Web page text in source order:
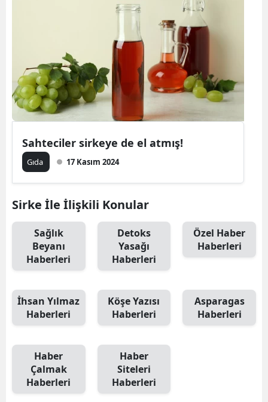
Sahteciler sirkeye de el atmış!
Gıda 17 Kasım 2024
Sirke İle İlişkili Konular
Sağlık
Beyanı
Haberleri
Detoks
Yasağı
Haberleri
Özel Haber
Haberleri
İhsan Yılmaz
Haberleri
Köşe Yazısı
Haberleri
Asparagas
Haberleri
Haber
Çalmak
Haberleri
Haber
Siteleri
Haberleri